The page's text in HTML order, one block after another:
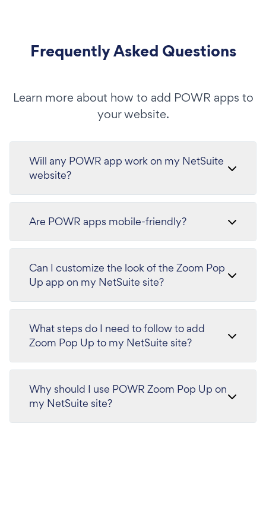
Frequently Asked Questions
Learn more about how to add POWR apps to
your website.
Will any POWR app work on my NetSuite
website?
Are POWR apps mobile-friendly?
Can I customize the look of the Zoom Pop
Up app on my NetSuite site?
What steps do I need to follow to add
Zoom Pop Up to my NetSuite site?
Why should I use POWR Zoom Pop Up on
my NetSuite site?